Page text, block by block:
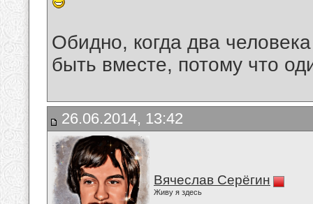
Обидно, когда два
быть вместе, потому что
26.06.2014, 13:42
Вячеслав Серёгин
Живу я здесь